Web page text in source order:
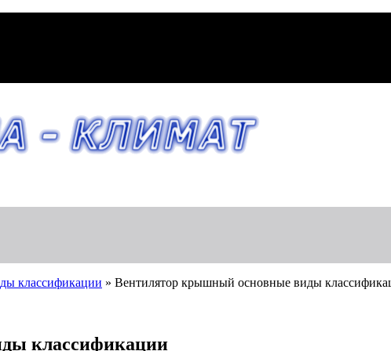
классификации » Вентилятор крышный основные виды
классификации